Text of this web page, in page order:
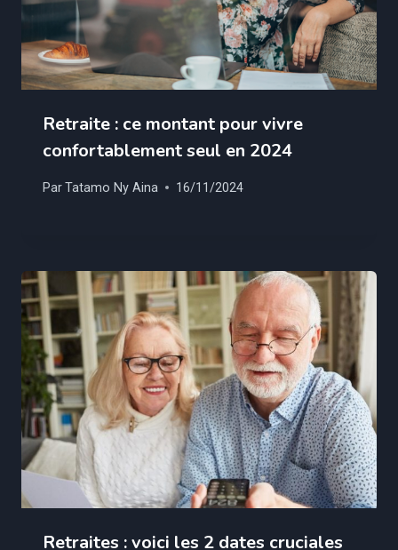
Retraite : ce montant pour vivre
confortablement seul en 2024
ParTatamo Ny Aina 16/11/2024
Retraites : voici les 2 dates cruciales